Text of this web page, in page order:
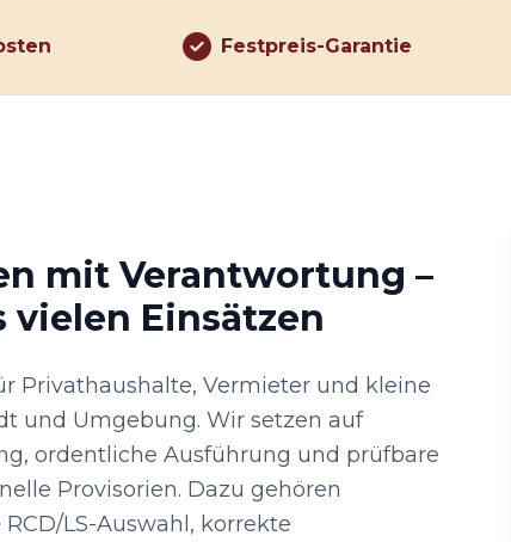
Festpreis-Garantie
mit Verantwortung –
vielen Einsätzen
Privathaushalte, Vermieter und kleine
und Umgebung. Wir setzen auf
ordentliche Ausführung und prüfbare
Provisorien. Dazu gehören
LS-Auswahl, korrekte